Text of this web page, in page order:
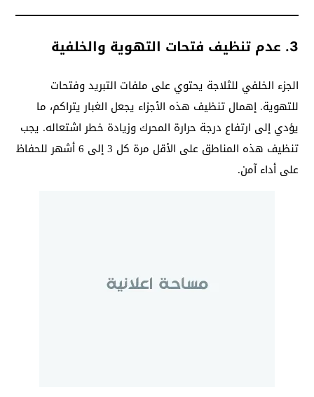
3. عدم تنظيف فتحات التهوية والخلفية
الجزء الخلفي للثلاجة يحتوي على ملفات التبريد وفتحات
للتهوية. إهمال تنظيف هذه الأجزاء يجعل الغبار يتراكم، ما
يؤدي إلى ارتفاع درجة حرارة المحرك وزيادة خطر اشتعاله. يجب
تنظيف هذه المناطق على الأقل مرة كل 3 إلى 6 أشهر للحفاظ
على أداء آمن.